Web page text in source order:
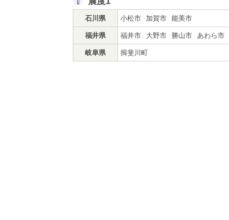
石川県 小松市 加賀市 能美市
福井県 福井市 大野市 勝山市 あわら市
岐阜県 揖斐川町